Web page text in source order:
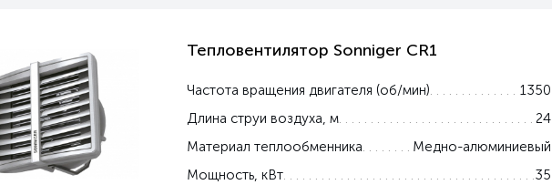
Тепловентилятор Sonniger CR1
Частота вращения двигателя (об/мин)
1350
Длина струи воздуха, м
24
Материал теплообменника
Медно-алюминиевый
Мощность, кВт
35